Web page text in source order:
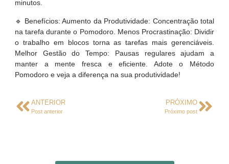
minutos.
🔹 Benefícios: Aumento da Produtividade: Concentração total
na tarefa durante o Pomodoro. Menos Procrastinação: Dividir
o trabalho em blocos torna as tarefas mais gerenciáveis.
Melhor Gestão do Tempo: Pausas regulares ajudam a
manter a mente fresca e eficiente. Adote o Método
Pomodoro e veja a diferença na sua produtividade!
ANTERIOR
Post anterior
PRÓXIMO
Próximo post